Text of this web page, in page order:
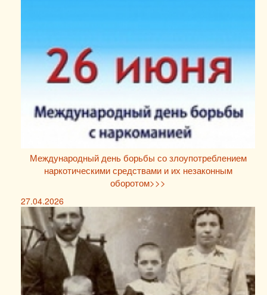
Международный день борьбы со злоупотреблением
наркотическими средствами и их незаконным
оборотом>>>
27.04.2026